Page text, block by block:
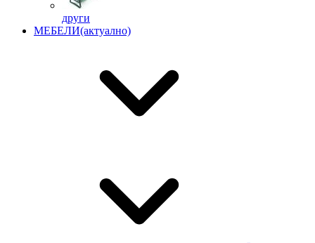
други
МЕБЕЛИ(актуално)